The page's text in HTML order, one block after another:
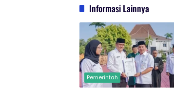
Informasi Lainnya
Pemerintah